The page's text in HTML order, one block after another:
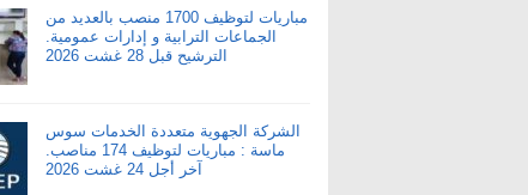
مباريات لتوظيف 1700 منصب بالعديد من
الجماعات الترابية و إدارات عمومية.
الترشيح قبل 28 غشت 2026
الشركة الجهوية متعددة الخدمات سوس
ماسة : مباريات لتوظيف 174 مناصب.
آخر أجل 24 غشت 2026